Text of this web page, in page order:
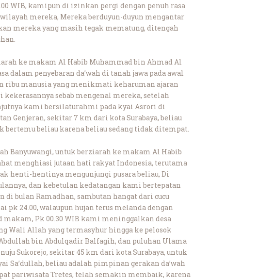
WIB, kamipun di izinkan pergi dengan penuh rasa
mereka, Mereka berduyun-duyun mengantar
mereka yang masih tegak mematung, ditengah
ke makam Al Habib Muhammad bin Ahmad Al
dalam penyebaran da’wah di tanah jawa pada awal
ribu manusia yang menikmati keharuman ajaran
sebab mengenal mereka, setelah
kami bersilaturahmi pada kyai Asrori di
Genjeran, sekitar 7 km dari kota Surabaya, beliau
beliau karena beliau sedang tidak ditempat.
Banyuwangi, untuk berziarah ke makam Al Habib
menghiasi jutaan hati rakyat Indonesia, terutama
henti-hentinya mengunjungi pusara beliau, Di
dan kebetulan kedatangan kami bertepatan
bulan Ramadhan, sambutan hangat dari cucu
pk 24.00, walaupun hujan terus melanda dengan
Pk 00.30 WIB kami meninggalkan desa
Wali Allah yang termasyhur hingga ke pelosok
bin Abdulqadir Balfagih, dan puluhan Ulama
Sukorejo, sekitar 45 km dari kota Surabaya, untuk
beliau adalah pimpinan gerakan da’wah
pariwisata Tretes, telah semakin membaik, karena